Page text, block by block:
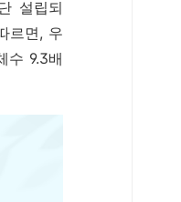
설립되
르면, 우
수 9.3배